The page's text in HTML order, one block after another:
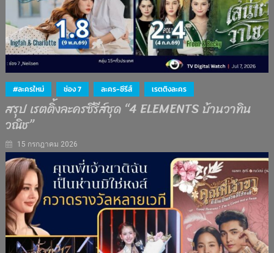
#ละครใหม่ ช่อง 7 ละคร-ซีรีส์ เรตติงละคร
สรุป เรตติ้งละครซีรีส์ชุด “4 ELEMENTS บ้านวาทิน
วณิช”
15 กรกฎาคม 2026